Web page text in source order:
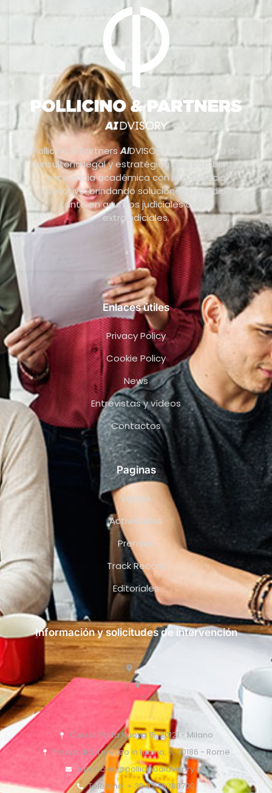
Pollicino & PartnersAIDVISORY es una firma de
consultoría legal y estratégica que combina la
excelencia académica con la eficiencia
operativa, brindando soluciones a medida
tanto en asuntos judiciales como
extrajudiciales.
Enlaces útiles
Privacy Policy
Cookie Policy
News
Entrevistas y vídeos
Contactos
Paginas
Equipo
Actividades
Premios
Track Record
Editoriales
Información y solicitudes de intervención
C.so di Porta Nuova 15, 20121 - Milano
Piazza di S. Lorenzo in Lucina, 6, 00186 - Rome
o.pollicino@pollicinoaidvisory.eu
Teléfono: + 39 02 76388700